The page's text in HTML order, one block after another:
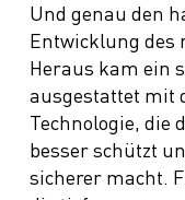
Und genau den
Entwicklung des
Heraus kam ein
ausgestattet mit
Technologie, die
besser schützt
sicherer macht.